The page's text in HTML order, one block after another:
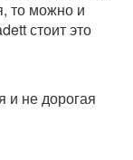
то можно и
стоит это
и не дорогая